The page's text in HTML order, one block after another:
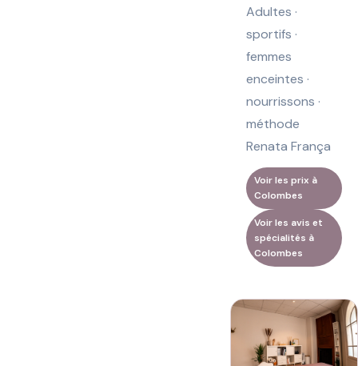
Adultes ·
sportifs ·
femmes
enceintes ·
nourrissons ·
méthode
Renata França
Voir les prix à
Colombes
Voir les avis et
spécialités à
Colombes